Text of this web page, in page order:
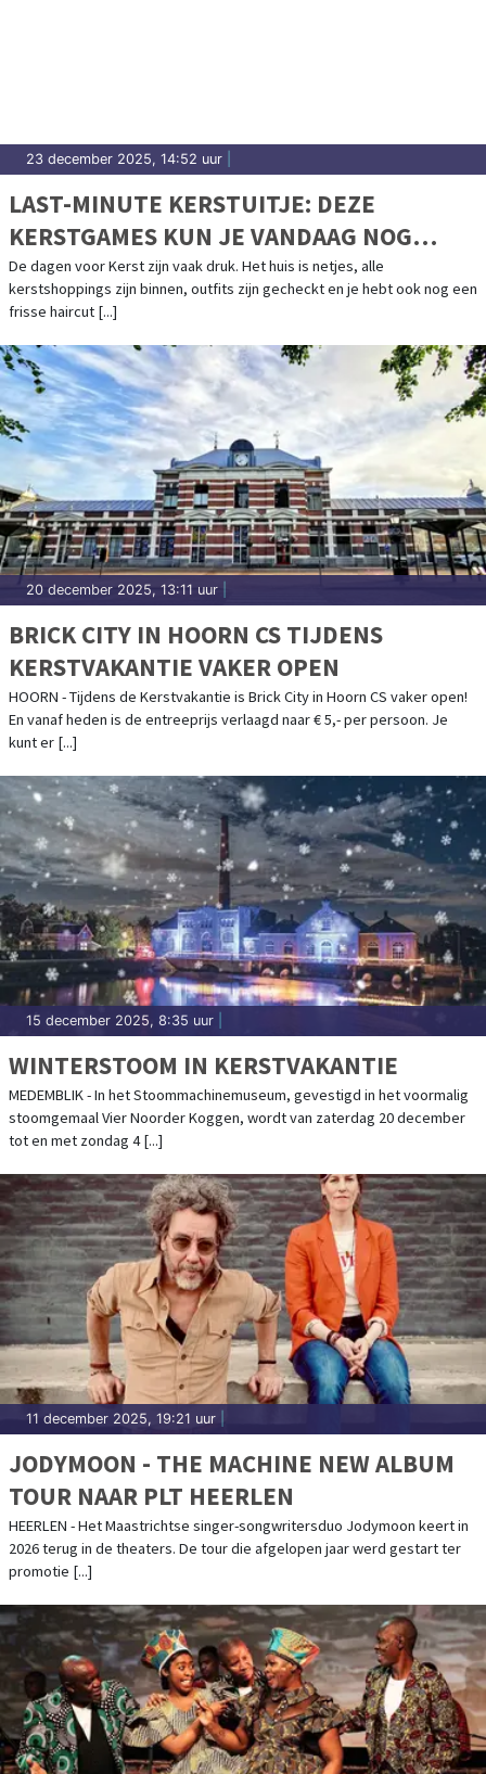
23 december 2025, 14:52 uur
LAST-MINUTE KERSTUITJE: DEZE
KERSTGAMES KUN JE VANDAAG NOG
SPELEN
De dagen voor Kerst zijn vaak druk. Het huis is netjes, alle
kerstshoppings zijn binnen, outfits zijn gecheckt en je hebt ook nog een
frisse haircut [...]
20 december 2025, 13:11 uur
BRICK CITY IN HOORN CS TIJDENS
KERSTVAKANTIE VAKER OPEN
HOORN - Tijdens de Kerstvakantie is Brick City in Hoorn CS vaker open!
En vanaf heden is de entreeprijs verlaagd naar € 5,- per persoon. Je
kunt er [...]
15 december 2025, 8:35 uur
WINTERSTOOM IN KERSTVAKANTIE
MEDEMBLIK - In het Stoommachinemuseum, gevestigd in het voormalig
stoomgemaal Vier Noorder Koggen, wordt van zaterdag 20 december
tot en met zondag 4 [...]
11 december 2025, 19:21 uur
JODYMOON - THE MACHINE NEW ALBUM
TOUR NAAR PLT HEERLEN
HEERLEN - Het Maastrichtse singer-songwritersduo Jodymoon keert in
2026 terug in de theaters. De tour die afgelopen jaar werd gestart ter
promotie [...]